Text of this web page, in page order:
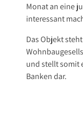
Monat an eine
interessant
Das Objekt
und stellt somit
Banken dar.